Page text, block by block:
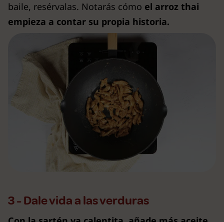
baile, resérvalas. Notarás cómo el arroz thai
empieza a contar su propia historia.
3 - Dale vida a las verduras